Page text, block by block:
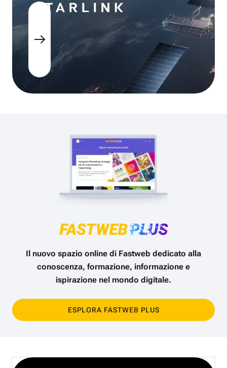
Il nuovo spazio online di Fastweb dedicato alla
conoscenza, formazione, informazione e
ispirazione nel mondo digitale.
ESPLORA FASTWEB PLUS